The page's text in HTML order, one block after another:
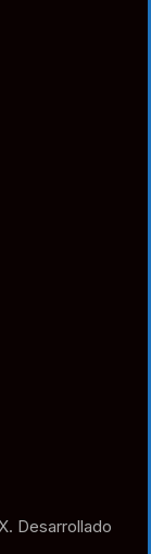
Desarrollado